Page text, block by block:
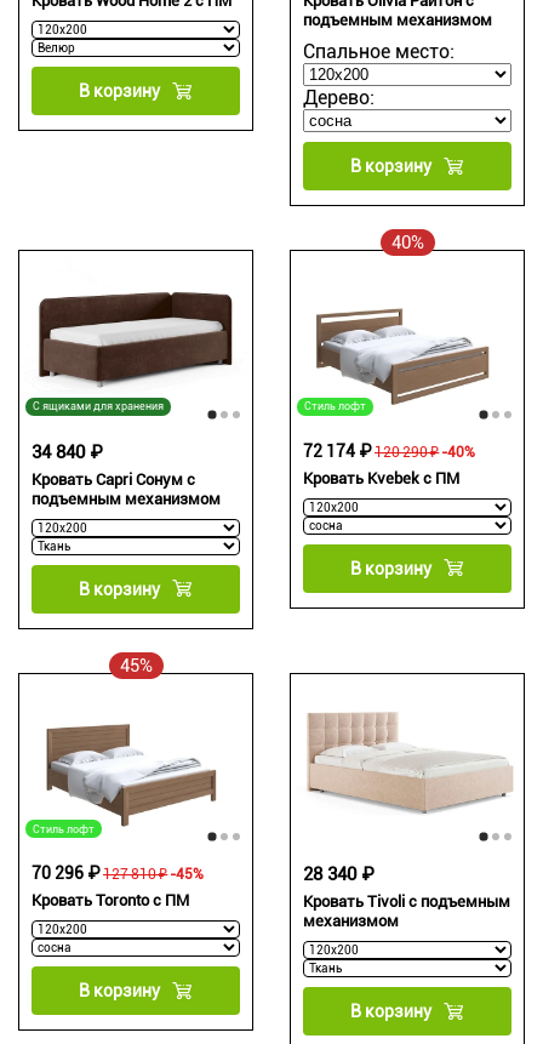
В корзину
подъемным механизмом
Спальное место:
Дерево:
В корзину
С ящиками для хранения
Кровать Capri Сонум с
подъемным механизмом
34 840 ₽
В корзину
40%
Стиль лофт
Кровать Kvebek с ПМ
120 290 ₽
72 174 ₽ -40%
В корзину
45%
Стиль лофт
Кровать Toronto с ПМ
127 810 ₽
70 296 ₽ -45%
В корзину
Кровать Tivoli с подъемным
механизмом
28 340 ₽
В корзину